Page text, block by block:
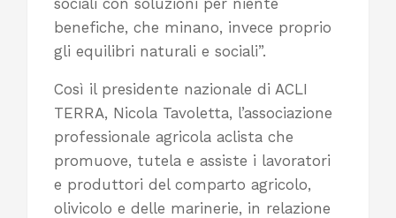
benefiche, che minano, invece proprio
gli equilibri naturali e sociali”.
Così il presidente nazionale di ACLI
TERRA, Nicola Tavoletta, l’associazione
professionale agricola aclista che
promuove, tutela e assiste i lavoratori
e produttori del comparto agricolo,
olivicolo e delle marinerie, in relazione